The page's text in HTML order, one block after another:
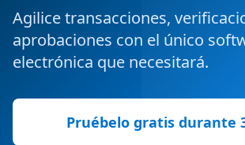
Agilice transacciones,
aprobaciones con el único
electrónica que necesitará.
Pruébelo gratis durante